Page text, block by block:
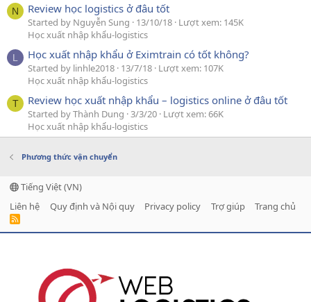
N Review học logistics ở đâu tốt
Started by Nguyễn Sung 13/10/18 Lượt xem: 145K
Học xuất nhập khẩu-logistics
L Học xuất nhập khẩu ở Eximtrain có tốt không?
Started by linhle2018 13/7/18 Lượt xem: 107K
Học xuất nhập khẩu-logistics
T Review học xuất nhập khẩu – logistics online ở đâu tốt
Started by Thành Dung 3/3/20 Lượt xem: 66K
Học xuất nhập khẩu-logistics
Phương thức vận chuyển
Tiếng Việt (VN)
Liên hệ
Quy định và Nội quy Privacy policy Trợ giúp Trang chủ
R